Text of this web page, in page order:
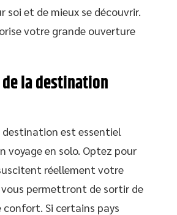
soi et de mieux se découvrir.
votre grande ouverture
la destination
destination est essentiel
voyage en solo. Optez pour
réellement votre
permettront de sortir de
confort. Si certains pays